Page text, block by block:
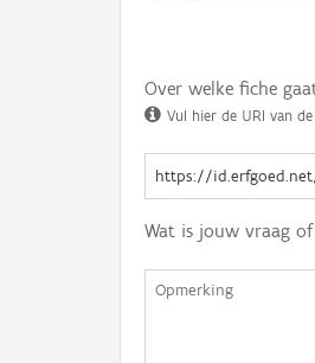
Over welke fiche
Vul hier de URI van
Wat is jouw vraag